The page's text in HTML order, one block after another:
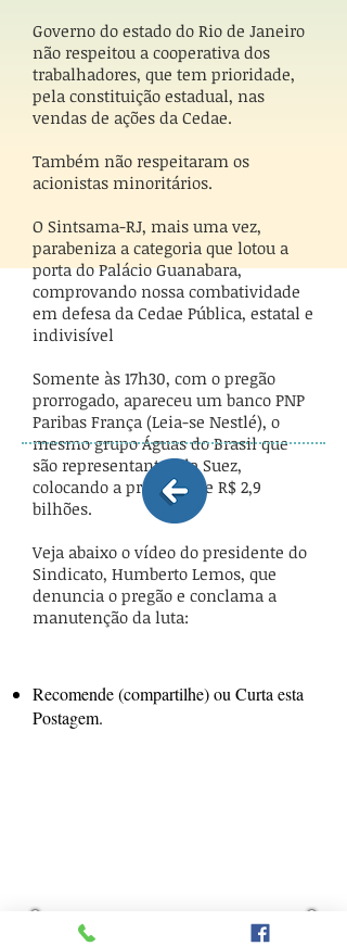
Governo do estado do Rio de Janeiro
não respeitou a cooperativa dos
trabalhadores, que tem prioridade,
pela constituição estadual, nas
vendas de ações da Cedae.
Também não respeitaram os
acionistas minoritários.
O Sintsama-RJ, mais uma vez,
parabeniza a categoria que lotou a
porta do Palácio Guanabara,
comprovando nossa combatividade
em defesa da Cedae Pública, estatal e
indivisível
Somente às 17h30, com o pregão
prorrogado, apareceu um banco PNP
Paribas França (Leia-se Nestlé), o
mesmo grupo Águas do Brasil que
são representantes da Suez,
colocando a proposta de R$ 2,9
bilhões.
Veja abaixo o vídeo do presidente do
Sindicato, Humberto Lemos, que
denuncia o pregão e conclama a
manutenção da luta:
Recomende (compartilhe) ou Curta esta
Postagem.